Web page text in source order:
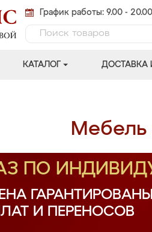
График работы: 9.00 -
КАТАЛОГ ДОСТАВКА
Мебель
ПО
ГАРАНТИРОВАНЫ
И ПЕРЕНОСОВ